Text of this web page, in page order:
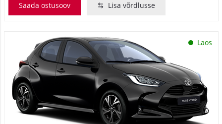
Saada ostusoov Lisa võrdlusse
Laos